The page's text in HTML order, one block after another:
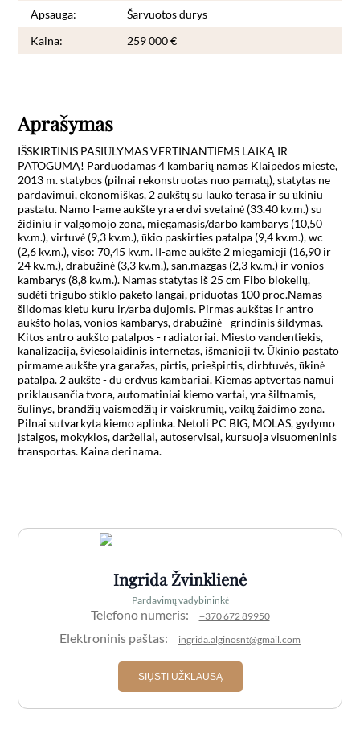
Apsauga:
Šarvuotos durys
Kaina:
259 000 €
Aprašymas
IŠSKIRTINIS PASIŪLYMAS VERTINANTIEMS LAIKĄ IR
PATOGUMĄ! Parduodamas 4 kambarių namas Klaipėdos mieste,
2013 m. statybos (pilnai rekonstruotas nuo pamatų), statytas ne
pardavimui, ekonomiškas, 2 aukštų su lauko terasa ir su ūkiniu
pastatu. Namo I-ame aukšte yra erdvi svetainė (33.40 kv.m.) su
židiniu ir valgomojo zona, miegamasis/darbo kambarys (10,50
kv.m.), virtuvė (9,3 kv.m.), ūkio paskirties patalpa (9,4 kv.m.), wc
(2,6 kv.m.), viso: 70,45 kv.m. II-ame aukšte 2 miegamieji (16,90 ir
24 kv.m.), drabužinė (3,3 kv.m.), san.mazgas (2,3 kv.m.) ir vonios
kambarys (8,8 kv.m.). Namas statytas iš 25 cm Fibo blokelių,
sudėti trigubo stiklo paketo langai, priduotas 100 proc.Namas
šildomas kietu kuru ir/arba dujomis. Pirmas aukštas ir antro
aukšto holas, vonios kambarys, drabužinė - grindinis šildymas.
Kitos antro aukšto patalpos - radiatoriai. Miesto vandentiekis,
kanalizacija, šviesolaidinis internetas, išmanioji tv. Ūkinio pastato
pirmame aukšte yra garažas, pirtis, priešpirtis, dirbtuvės, ūkinė
patalpa. 2 aukšte - du erdvūs kambariai. Kiemas aptvertas namui
priklausančia tvora, automatiniai kiemo vartai, yra šiltnamis,
šulinys, brandžių vaismedžių ir vaiskrūmių, vaikų žaidimo zona.
Pilnai sutvarkyta kiemo aplinka. Netoli PC BIG, MOLAS, gydymo
įstaigos, mokyklos, darželiai, autoservisai, kursuoja visuomeninis
transportas. Kaina derinama.
Ingrida Žvinklienė
Pardavimų vadybininkė
Telefono numeris: +370 672 89950
Elektroninis paštas: ingrida.alginosnt@gmail.com
SIŲSTI UŽKLAUSĄ